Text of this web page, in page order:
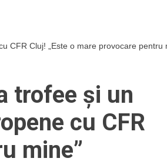
CFR Cluj! „Este o mare provocare pentru
trofee și un
cu CFR
mine”